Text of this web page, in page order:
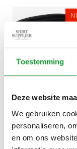
Toestemming
Deze website
We gebruiken
personaliseren,
en om ons
PROFUOMO
OVERHEMD